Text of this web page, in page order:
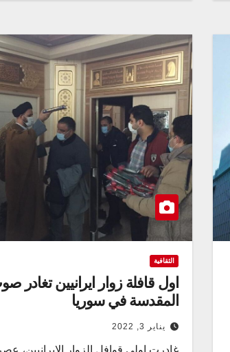
الثقافية
اول قافلة زوار ايرانيين تغادر
المقدسة في سوريا
يناير 3, 2022
غادرت اولى قوافل الزوار الايرانيين، عصر